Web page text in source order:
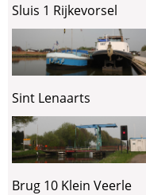
Sluis 1 Rijkevorsel
Sint Lenaarts
Brug 10 Klein Veerle